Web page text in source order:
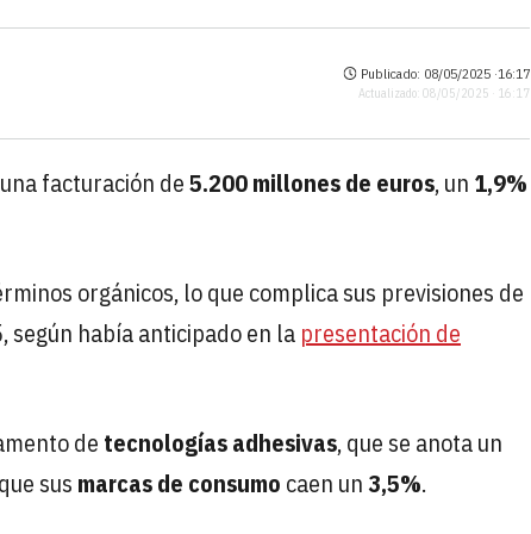
Publicado: 08/05/2025 ·16:17
Actualizado: 08/05/2025 · 16:17
facturación de5.200 millones de euros, un 1,9%
orgánicos, lo que complica sus previsiones de
según había anticipado en la presentación de
de tecnologías adhesivas, que se anota un
sus marcas de consumo caen un3,5%.